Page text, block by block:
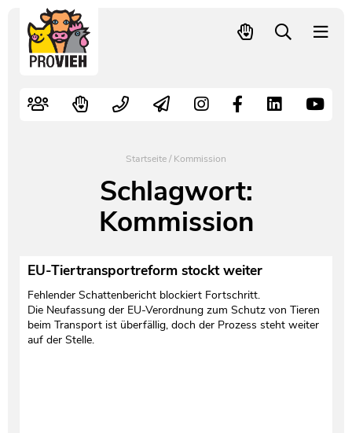
Schnellwahl
Startseite/Kommission
Schlagwort:
Kommission
EU-Tiertransportreform stockt weiter
Fehlender Schattenbericht blockiert Fortschritt.
Die Neufassung der EU-Verordnung zum Schutz von Tieren
beim Transport ist überfällig, doch der Prozess steht weiter
auf der Stelle.
Nutztiere
Alte Nutztierrassen
Video- und Audiothek
Kampagnen
Fachliche Arbeit
Mitglied werden – langfristig helfen
Spenden
Freiwille Beitragserhöhung
Tierschutz verschenken
Shop
Geldauflagen
Kontakt
Leitbild
Jahresberichte
Vereinsgründung
Pressekontakt
Newsletter
PROVIEH in Zahlen